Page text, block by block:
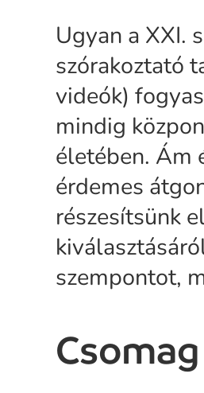
Ugyan a XXI.
szórakoztató
videók)
mindig
életében. Ám
érdemes
részesítsünk
szempontot,